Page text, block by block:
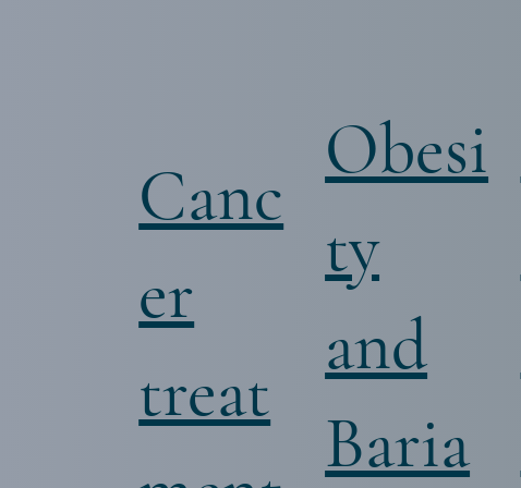
Obesi
ty
and
Baria
Canc
er
treat